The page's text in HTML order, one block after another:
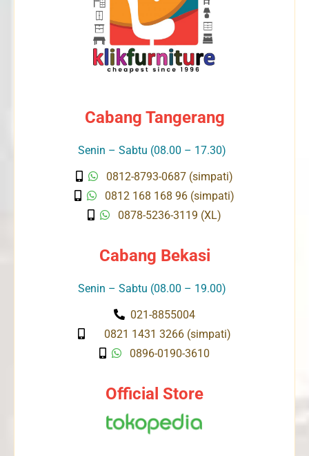
Cabang Tangerang
Senin – Sabtu (08.00 – 17.30)
0812-8793-0687 (simpati)
0812 168 168 96 (simpati)
0878-5236-3119 (XL)
Cabang Bekasi
Senin – Sabtu (08.00 – 19.00)
021-8855004
0821 1431 3266 (simpati)
0896-0190-3610
Official Store